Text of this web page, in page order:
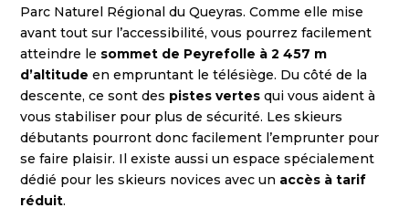
Parc Naturel Régional du Queyras. Comme elle mise
avant tout sur l’accessibilité, vous pourrez facilement
atteindre le sommet de Peyrefolle à 2 457 m
d’altitude en empruntant le télésiège. Du côté de la
descente, ce sont des pistes vertesqui vous aident à
vous stabiliser pour plus de sécurité. Les skieurs
débutants pourront donc facilement l’emprunter pour
se faire plaisir. Il existe aussi un espace spécialement
dédié pour les skieurs novices avec un accès à tarif
réduit.